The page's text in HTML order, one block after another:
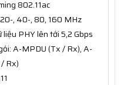
802.11ac
20-, 40-, 80, 160 MHz
liệu PHY lên tới 5,2 Gbps
A-MPDU (Tx / Rx), A-
Rx)